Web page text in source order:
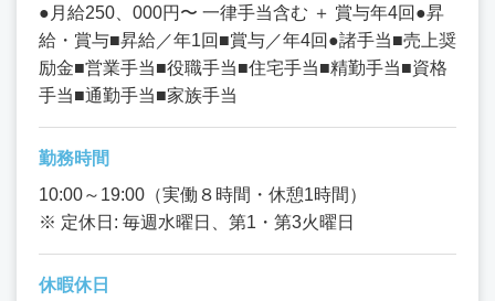
●月給250、000円〜 一律手当含む ＋ 賞与年4回●昇
給・賞与■昇給／年1回■賞与／年4回●諸手当■売上奨
励金■営業手当■役職手当■住宅手当■精勤手当■資格
手当■通勤手当■家族手当
勤務時間
10:00～19:00（実働８時間・休憩1時間）
※ 定休日: 毎週水曜日、第1・第3火曜日
休暇休日